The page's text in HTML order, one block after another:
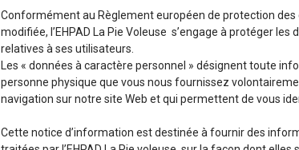
s
e
-
V
Conformément au Règlement européen de protection
modifiée, l’EHPAD La Pie Voleuse s’engage à protéger
relatives à ses utilisateurs.
Les « données à caractère personnel » désignent toute
personne physique que vous nous fournissez
navigation sur notre site Web et qui permettent de vous
Cette notice d’information est destinée à fournir des